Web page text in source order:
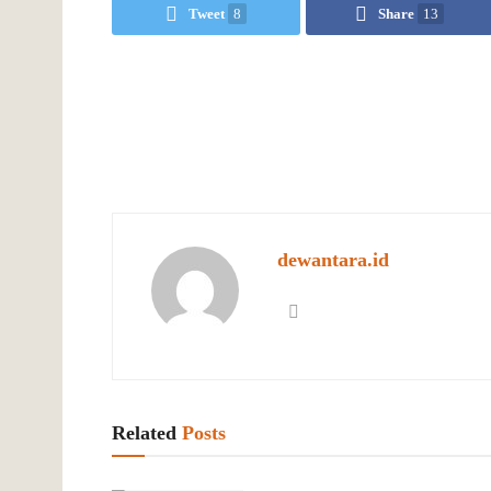
Tweet 8 Share 13
dewantara.id
Related Posts